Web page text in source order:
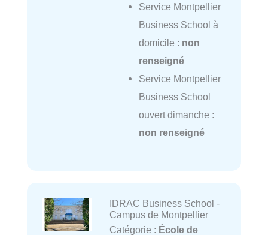
Service Montpellier
Business School à
domicile : non
renseigné
Service Montpellier
Business School
ouvert dimanche :
non renseigné
IDRAC Business School -
Campus de Montpellier
Catégorie : École de